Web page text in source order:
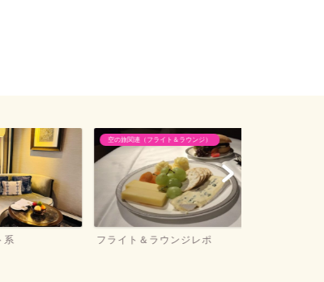
空の旅関連（フライト＆ラウンジ）
フライト＆ラウンジレポ